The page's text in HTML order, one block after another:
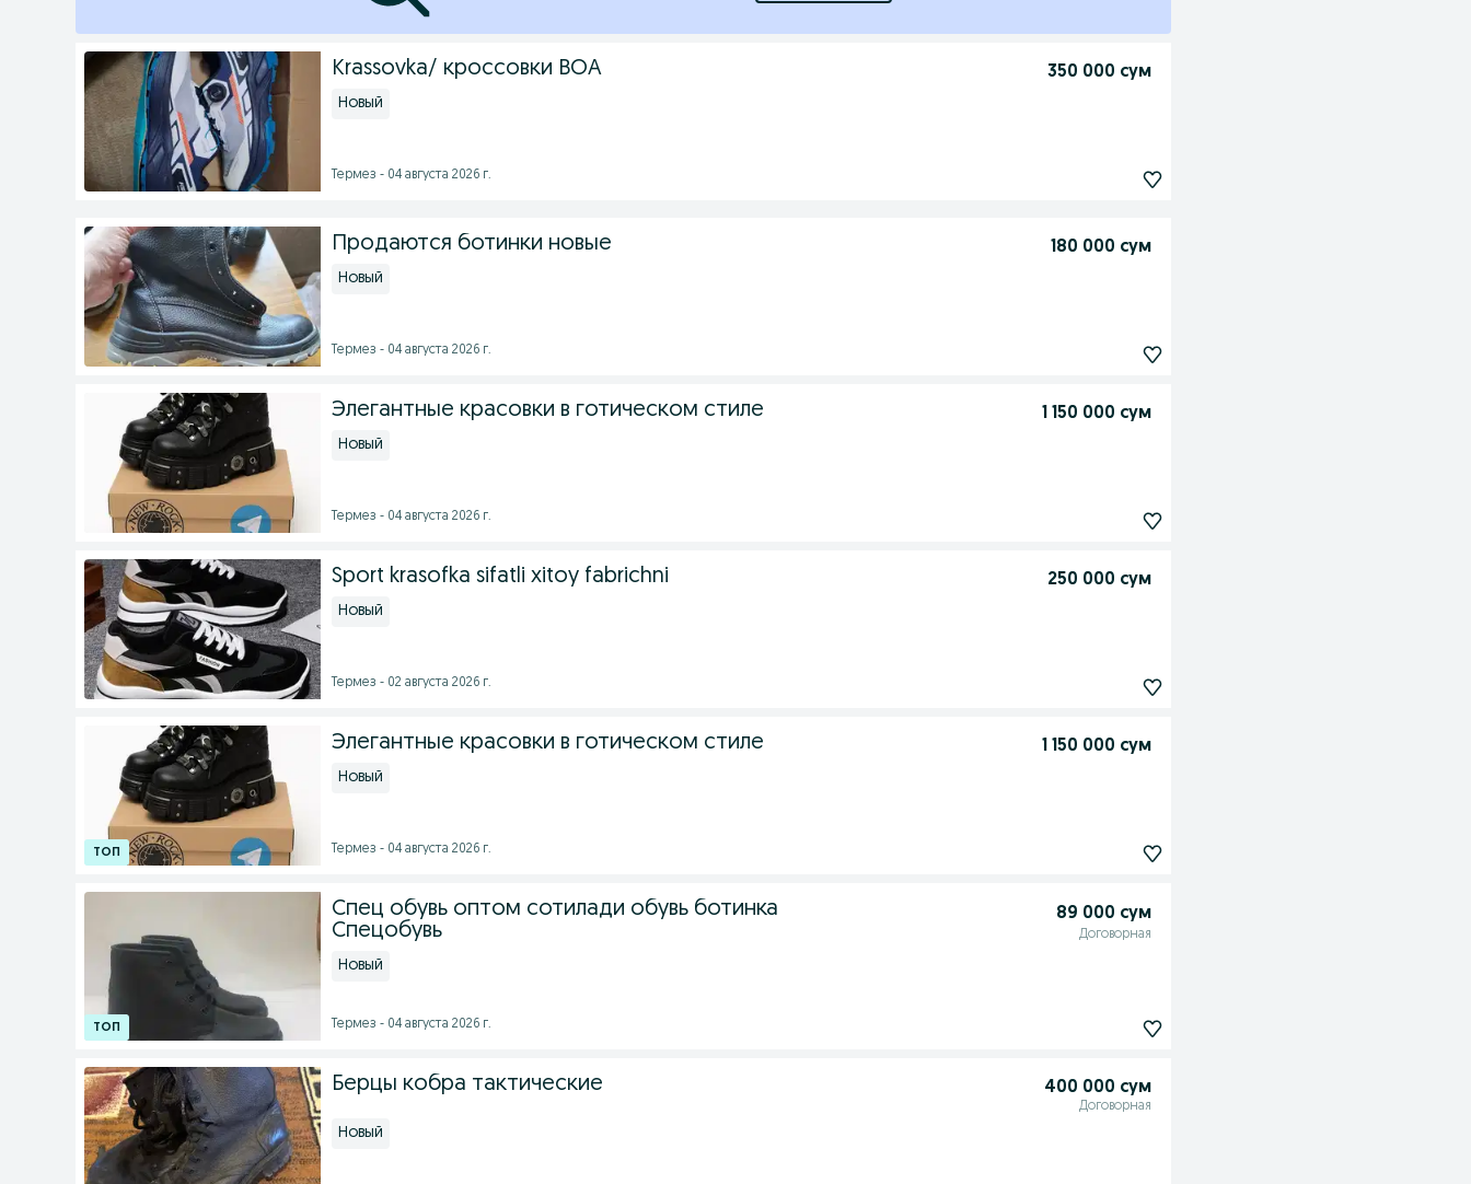
Krassovka/ кроссовки BOA 350 000 сум
Новый
Термез - 04 августа 2026 г.
Продаются ботинки новые 180 000 сум
Новый
Термез - 04 августа 2026 г.
Элегантные красовки в готическом стиле 1 150 000 сум
Новый
Термез - 04 августа 2026 г.
Sport krasofka sifatli xitoy fabrichni 250 000 сум
Новый
Термез - 02 августа 2026 г.
Элегантные красовки в готическом стиле 1 150 000 сум
Новый
Термез - 04 августа 2026 г.
Спец обувь оптом сотилади обувь ботинка
Спецобувь
89 000 сум
Договорная
Новый
Термез - 04 августа 2026 г.
Берцы кобра тактические 400 000 сум
Договорная
Новый